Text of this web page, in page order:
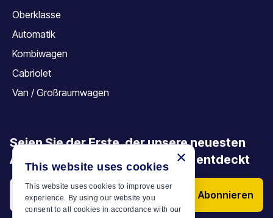
Oberklasse
Automatik
Kombiwagen
Cabriolet
Van / Großraumwagen
Seien Sie der Erste, der unsere neuesten
Angebote, Aktionen und Artikel entdeckt
Abonnieren
×
This website uses cookies
This website uses cookies to improve user
experience. By using our website you
consent to all cookies in accordance with our